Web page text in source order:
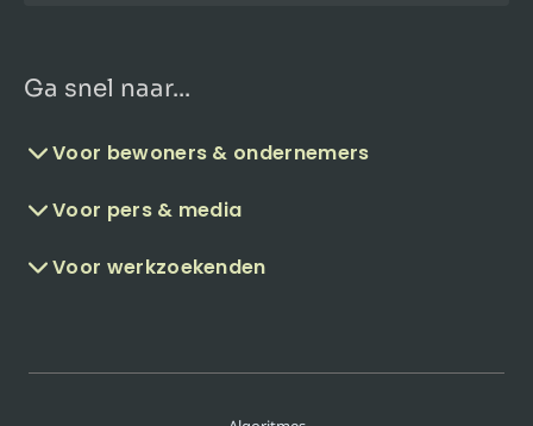
Ga snel naar...
Voor bewoners & ondernemers
Voor pers & media
Voor werkzoekenden